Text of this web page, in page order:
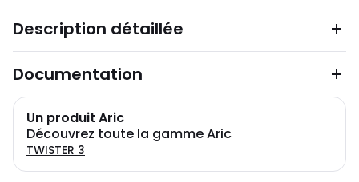
Description détaillée
Documentation
Un produit Aric
Découvrez toute la gamme Aric
TWISTER 3